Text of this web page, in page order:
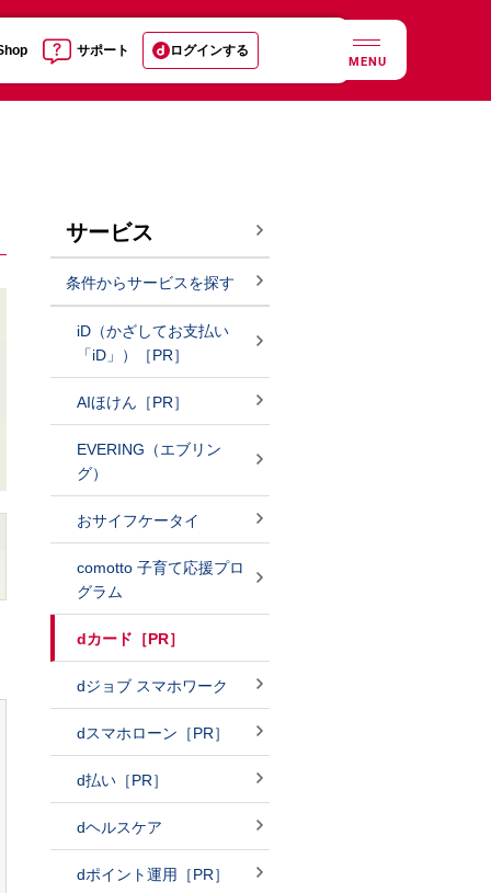
サポート ログインする
MENU
サービス
条件からサービスを探す
iD（かざしてお支払い
「iD」）［PR］
AIほけん［PR］
EVERING（エブリン
グ）
おサイフケータイ
comotto 子育て応援プロ
グラム
dカード［PR］
dジョブ スマホワーク
dスマホローン［PR］
d払い［PR］
dヘルスケア
dポイント運用［PR］